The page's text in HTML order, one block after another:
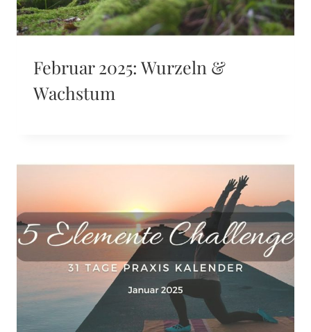
Februar 2025: Wurzeln &
Wachstum